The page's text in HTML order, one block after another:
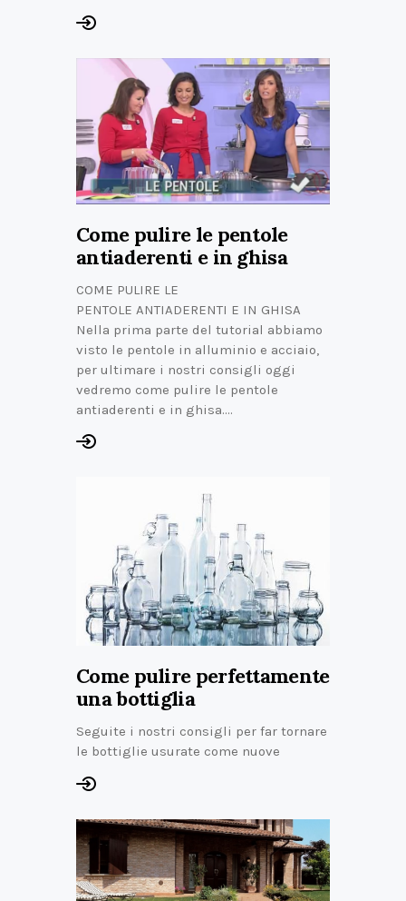
Come pulire le pentole
antiaderenti e in ghisa
COME PULIRE LE
PENTOLE ANTIADERENTI E IN GHISA
Nella prima parte del tutorial abbiamo
visto le pentole in alluminio e acciaio,
per ultimare i nostri consigli oggi
vedremo come pulire le pentole
antiaderenti e in ghisa.…
Come pulire perfettamente
una bottiglia
Seguite i nostri consigli per far tornare
le bottiglie usurate come nuove